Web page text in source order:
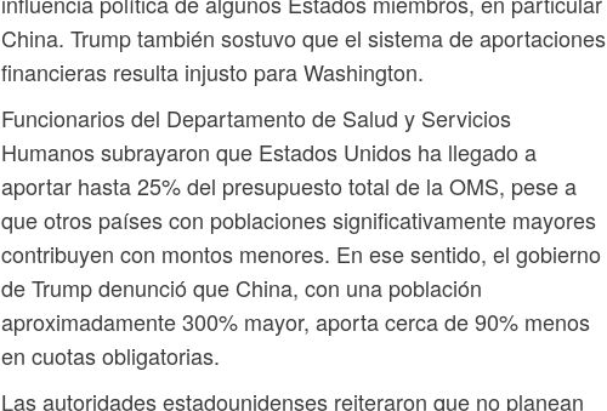
China. Trump también sostuvo que el sistema de aportaciones
financieras resulta injusto para Washington.
Funcionarios del Departamento de Salud y Servicios
Humanos subrayaron que Estados Unidos ha llegado a
aportar hasta 25% del presupuesto total de la OMS, pese a
que otros países con poblaciones significativamente mayores
contribuyen con montos menores. En ese sentido, el gobierno
de Trump denunció que China, con una población
aproximadamente 300% mayor, aporta cerca de 90% menos
en cuotas obligatorias.
Las autoridades estadounidenses reiteraron que no planean